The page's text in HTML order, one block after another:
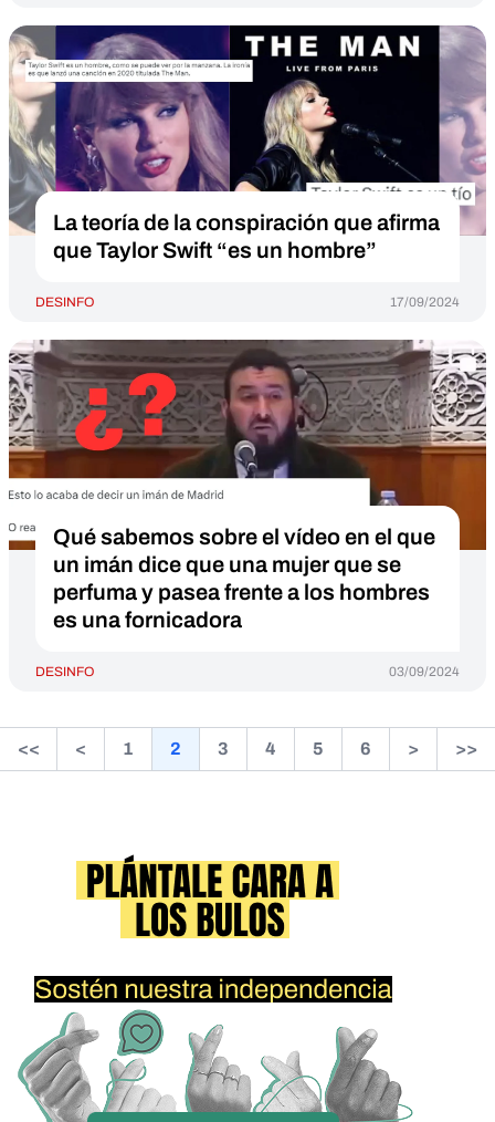
La teoría de la conspiración que afirma
que Taylor Swift “es un hombre”
DESINFO 17/09/2024
Qué sabemos sobre el vídeo en el que
un imán dice que una mujer que se
perfuma y pasea frente a los hombres
es una fornicadora
DESINFO 03/09/2024
<< < 1 2 3 4 5 6 > >>